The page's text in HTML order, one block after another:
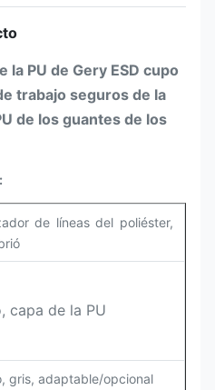
la PU de Gery ESD cupo
trabajo seguros de la
de los guantes de los
de líneas del poliéster,
capa de la PU
gris, adaptable/opcional